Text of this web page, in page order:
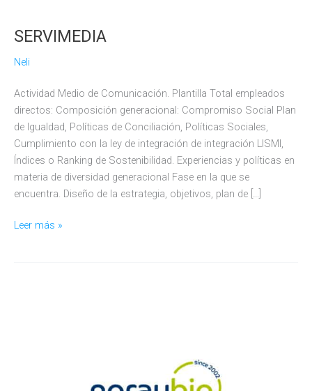
SERVIMEDIA
Neli
Actividad Medio de Comunicación. Plantilla Total empleados
directos: Composición generacional: Compromiso Social Plan
de Igualdad, Políticas de Conciliación, Políticas Sociales,
Cumplimiento con la ley de integración de integración LISMI,
Índices o Ranking de Sostenibilidad. Experiencias y políticas en
materia de diversidad generacional Fase en la que se
encuentra. Diseño de la estrategia, objetivos, plan de […]
SERVIMEDIA
Leer más »